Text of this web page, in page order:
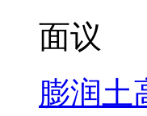
面议
膨润土